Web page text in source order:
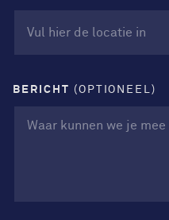
BERICHT (OPTIONEEL)